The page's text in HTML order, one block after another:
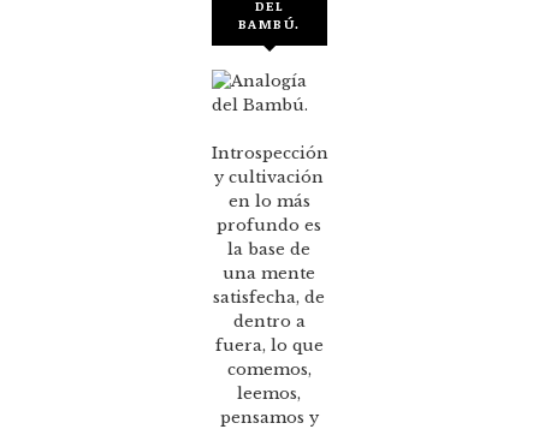
DEL
BAMBÚ.
Introspección
y cultivación
en lo más
profundo es
la base de
una mente
satisfecha, de
dentro a
fuera, lo que
comemos,
leemos,
pensamos y